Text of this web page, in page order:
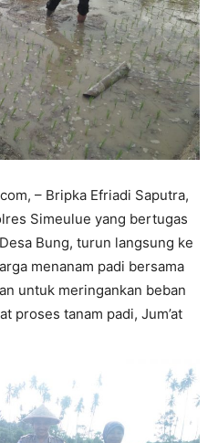
– Bripka Efriadi Saputra,
Simeulue yang bertugas
Bung, turun langsung ke
menanam padi bersama
untuk meringankan beban
proses tanam padi, Jum’at